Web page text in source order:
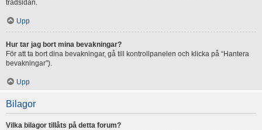
trådsidan.
Upp
Hur tar jag bort mina bevakningar?
För att ta bort dina bevakningar, gå till kontrollpanelen och klicka på “Hantera
bevakningar”).
Upp
Bilagor
Vilka bilagor tillåts på detta forum?